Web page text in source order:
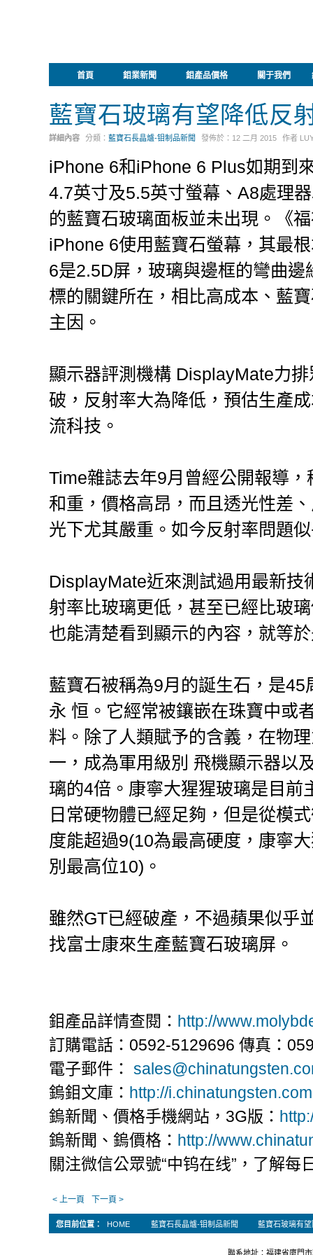
首頁 鉬業新聞 鉬產品價格 關于我們
藍寶石玻璃有望降低反
詳細內容 分類： 藍寶石長晶爐-钼制品新聞 發佈於： 12 二月 2015 作者
iPhone 6和iPhone 6 Plus如期到
4.7英寸及5.5英寸螢幕、A8處理
的藍寶石玻璃面板並未出現。《
iPhone 6使用藍寶石螢幕，其最
6是2.5D屏，玻璃與邊框的彎曲
標的關鍵所在，相比高成本、藍
主因。
顯示器評測機構 DisplayMate力
破，反射率大為降低，預估生產
流科技。
Time雜誌去年9月曾經公開報導
和重，價格高昂，而且透光性差
光下尤其嚴重。如今反射率問題
DisplayMate近來測試過用最新
射率比玻璃更低，甚至已經比玻
也能清楚看到顯示的內容，就等
藍寶石被稱為9月的誕生石，是
永 恒。它經常被鑲嵌在珠寶中或
料。除了人類賦予的含義，在物
一，成為軍用級別 飛機顯示器以
璃的4倍。康寧大猩猩玻璃是目
日常硬物體已經足夠，但是從模
度能超過9(10為最高硬度，康寧
別最高位10)。
雖然GT已經破產，不過蘋果似乎
找富士康來生產藍寶石玻璃屏。
鉬產品詳情查閱： http://
訂購電話：0592-5129696 傳真：
電子郵件：
鎢鉬文庫： http://i.chinatungsten.com
鎢新聞、價格手機網站，3G版：
鎢新聞、鎢價格： http://
關注微信公眾號“中钨在线”，了解每
< 上一頁 下一頁 >
您目前位置： HOME 藍寶石長晶爐-钼制品新聞 藍寶石玻璃有
聯系地址：福建省廈門